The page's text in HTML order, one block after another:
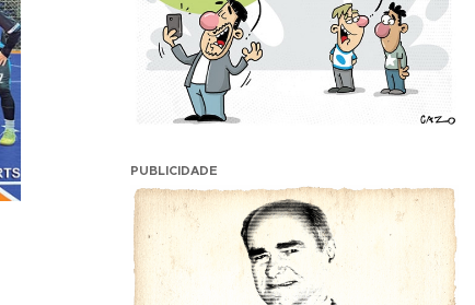
PUBLICIDADE